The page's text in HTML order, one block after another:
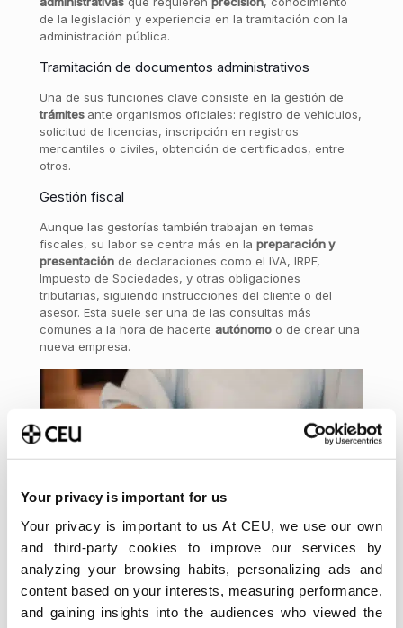
Your privacy is important for us
Your privacy is important to us At CEU, we use our own
and third-party cookies to improve our services by
analyzing your browsing habits, personalizing ads and
content based on your interests, measuring performance,
and gaining insights into the audiences who viewed the
de la legislación y experiencia en la tramitación con la
administración pública.
Tramitación de documentos administrativos
Una de sus funciones clave consiste en la gestión de
trámites ante organismos oficiales: registro de vehículos,
solicitud de licencias, inscripción en registros
mercantiles o civiles, obtención de certificados, entre
otros.
Gestión fiscal
Aunque las gestorías también trabajan en temas
fiscales, su labor se centra más en la preparación y
presentaciónde declaraciones como el IVA, IRPF,
Impuesto de Sociedades, y otras obligaciones
tributarias, siguiendo instrucciones del cliente o del
asesor. Esta suele ser una de las consultas más
comunes a la hora de hacerte autónomoo de crear una
nueva empresa.
Asesorías en Seguridad Social
Las gestorías también se encargan deinscripcionesen
elaboración de seguros sociales, y otros trámites
relacionados con cotizaciones y prestaciones públicas.